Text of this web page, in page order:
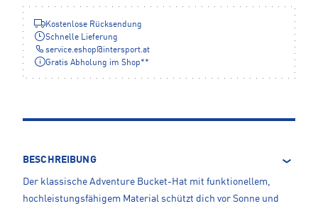
Kostenlose Rücksendung
Schnelle Lieferung
service.eshop@intersport.at
Gratis Abholung im Shop**
BESCHREIBUNG
Der klassische Adventure Bucket-Hat mit funktionellem,
hochleistungsfähigem Material schützt dich vor Sonne und